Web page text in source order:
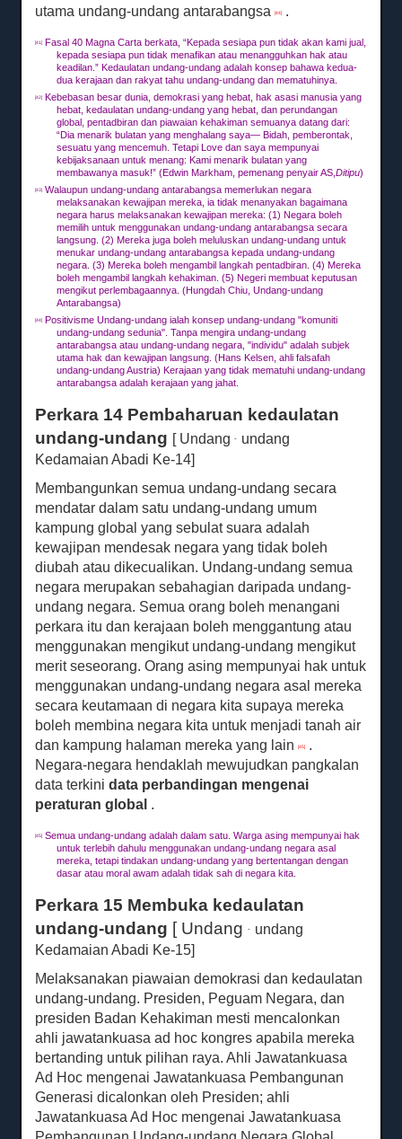
utama undang-undang antarabangsa[44] .
[41]
Fasal 40 Magna Carta berkata, “Kepada sesiapa pun tidak akan kami jual,
kepada sesiapa pun tidak menafikan atau menangguhkan hak atau
keadilan.”Kedaulatan undang-undang adalah konsep bahawa kedua-
dua kerajaan dan rakyat tahu undang-undang dan mematuhinya.
[42]
Kebebasan besar dunia, demokrasi yang hebat, hak asasi manusia yang
hebat, kedaulatan undang-undang yang hebat, dan perundangan
global, pentadbiran dan piawaian kehakiman semuanya datang dari:
“Dia menarik bulatan yang menghalang saya— Bidah, pemberontak,
sesuatu yang mencemuh.Tetapi Love dan saya mempunyai
kebijaksanaan untuk menang: Kami menarik bulatan yang
membawanya masuk!”(Edwin Markham, pemenang penyair AS,Ditipu)
[43]
Walaupun undang-undang antarabangsa memerlukan negara
melaksanakan kewajipan mereka, ia tidak menanyakan bagaimana
negara harus melaksanakan kewajipan mereka: (1) Negara boleh
memilih untuk menggunakan undang-undang antarabangsa secara
langsung.(2) Mereka juga boleh meluluskan undang-undang untuk
menukar undang-undang antarabangsa kepada undang-undang
negara.(3) Mereka boleh mengambil langkah pentadbiran.(4) Mereka
boleh mengambil langkah kehakiman.(5) Negeri membuat keputusan
mengikut perlembagaannya.(Hungdah Chiu, Undang-undang
Antarabangsa)
[44]
Positivisme Undang-undang ialah konsep undang-undang "komuniti
undang-undang sedunia".Tanpa mengira undang-undang
antarabangsa atau undang-undang negara, "individu" adalah subjek
utama hak dan kewajipan langsung.(Hans Kelsen, ahli falsafah
undang-undang Austria) Kerajaan yang tidak mematuhi undang-undang
antarabangsa adalah kerajaan yang jahat.
Perkara 14 Pembaharuan kedaulatan
undang-undang [ Undang-
undang
Kedamaian Abadi Ke-14]
Membangunkan semua undang-undang secara
mendatar dalam satu undang-undang umum
kampung global yang sebulat suara adalah
kewajipan mendesak negara yang tidak boleh
diubah atau dikecualikan. Undang-undang semua
negara merupakan sebahagian daripada undang-
undang negara. Semua orang boleh menangani
perkara itu dan kerajaan boleh menggantung atau
menggunakan mengikut undang-undang mengikut
merit seseorang.Orang asing mempunyai hak untuk
menggunakan undang-undang negara asal mereka
secara keutamaan di negara kita supaya mereka
boleh membina negara kita untuk menjadi tanah air
dan kampung halaman mereka yang lain[45]
.
Negara-negara hendaklah mewujudkan pangkalan
data terkinidata perbandingan mengenai
peraturan global .
[45] Semua undang-undang adalah dalam satu.Warga asing mempunyai hak
untuk terlebih dahulu menggunakan undang-undang negara asal
mereka, tetapi tindakan undang-undang yang bertentangan dengan
dasar atau moral awam adalah tidak sah di negara kita.
Perkara 15 Membuka kedaulatan
undang-undang [ Undang-
undang
Kedamaian Abadi Ke-15]
Melaksanakan piawaian demokrasi dan kedaulatan
undang-undang. Presiden, Peguam Negara, dan
presiden Badan Kehakiman mesti mencalonkan
ahli jawatankuasa ad hoc kongres apabila mereka
bertanding untuk pilihan raya.Ahli Jawatankuasa
Ad Hoc mengenai Jawatankuasa Pembangunan
Generasi dicalonkan oleh Presiden;ahli
Jawatankuasa Ad Hoc mengenai Jawatankuasa